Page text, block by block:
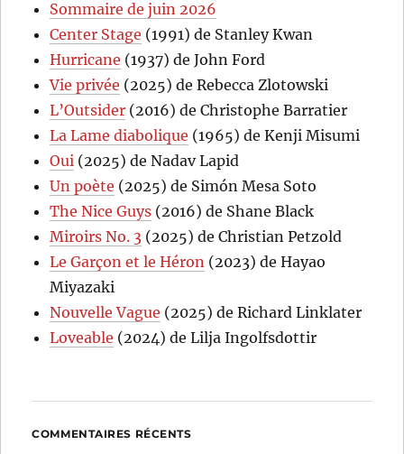
Sommaire de juin 2026
Center Stage (1991) de Stanley Kwan
Hurricane (1937) de John Ford
Vie privée (2025) de Rebecca Zlotowski
L’Outsider (2016) de Christophe Barratier
La Lame diabolique (1965) de Kenji Misumi
Oui (2025) de Nadav Lapid
Un poète (2025) de Simón Mesa Soto
The Nice Guys (2016) de Shane Black
Miroirs No. 3 (2025) de Christian Petzold
Le Garçon et le Héron (2023) de Hayao
Miyazaki
Nouvelle Vague (2025) de Richard Linklater
Loveable (2024) de Lilja Ingolfsdottir
COMMENTAIRES RÉCENTS